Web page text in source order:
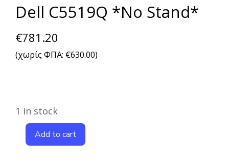
Dell C5519Q *No Stand*
€781.20
(χωρίς ΦΠΑ: €630.00)
1 in stock
Add to cart